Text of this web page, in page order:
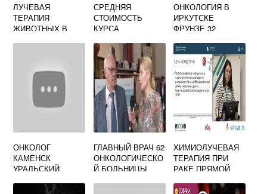
ЛУЧЕВАЯ
ТЕРАПИЯ
ЖИВОТНЫХ В
СРЕДНЯЯ
СТОИМОСТЬ
КУРСА
ОНКОЛОГИЯ В
ИРКУТСКЕ
ФРУНЗЕ 32
ОНКОЛОГ
КАМЕНСК
УРАЛЬСКИЙ
ГЛАВНЫЙ ВРАЧ 62
ОНКОЛОГИЧЕСКО
Й БОЛЬНИЦЫ
ХИМИОЛУЧЕВАЯ
ТЕРАПИЯ ПРИ
РАКЕ ПРЯМОЙ